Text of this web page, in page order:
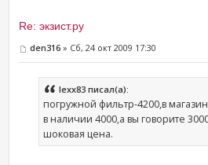
Re: экзист.ру
den316 » Сб, 24 окт 2009 17:30
lexx83 писал(а):
погружной фильтр-4200,в
в наличии 4000,а вы говорите
шоковая цена.